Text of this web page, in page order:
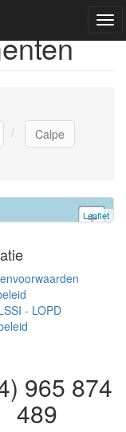
Calpe
€
+
Leaflet
- LOPD
965 874
489